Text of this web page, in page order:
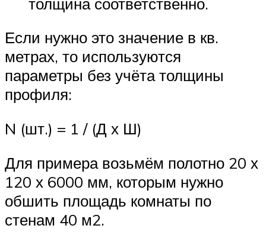
Если нужно это значение в кв.
метрах, то используются
параметры без учёта толщины
профиля:
N (шт.) = 1 / (Д х Ш)
Для примера возьмём полотно 20 х
120 х 6000 мм, которым нужно
обшить площадь комнаты по
стенам 40 м2.